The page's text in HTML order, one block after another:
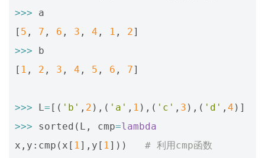
>>>
a
[ 5 , 7 , 6 , 3 , 4 , 1 , 2]
>>>
b
[ 1 , 2 , 3 , 4 , 5 , 6 , 7]
>>> L= [( 'b' , 2 ),( 'a' , 1 ),( 'c' , 3 ),( 'd' , 4 )]
>>>
sorted ( L , cmp=lambda
x , y : cmp ( x [ 1], y [ 1]))
# 利用cmp函数